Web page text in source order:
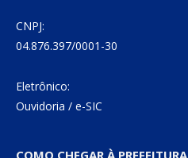
CNPJ:
04.876.397/0001-30
Eletrônico:
Ouvidoria / e-SIC